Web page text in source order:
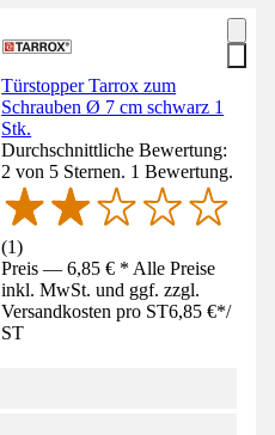
Türstopper Tarrox zum
Schrauben Ø 7 cm schwarz 1
Stk.
Durchschnittliche Bewertung:
2 von 5 Sternen. 1 Bewertung.
(1)
Preis — 6,85 € * Alle Preise
inkl. MwSt. und ggf. zzgl.
Versandkosten pro ST6,85 €*/
ST